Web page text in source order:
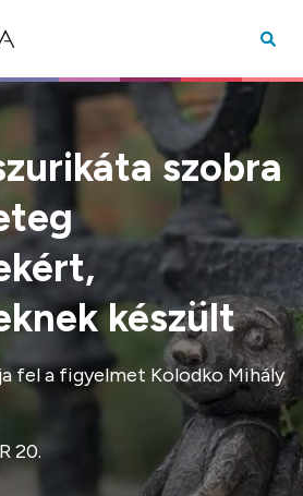
szobra
készült
fel a figyelmet Kolodko Mihály
20.